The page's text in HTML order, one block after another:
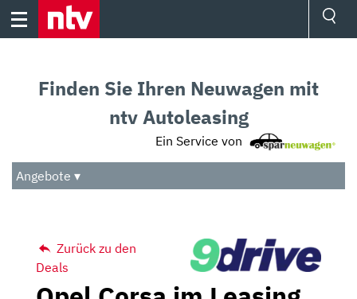
Skip
Audio
Das Beste
Finden Sie Ihren Neuwagen mit
ntv Autoleasing
Ein Service von
Angebote ▾
Zurück zu den
Deals